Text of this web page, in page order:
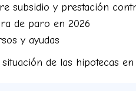
subsidio y prestación
de paro en 2026
y ayudas
de las hipotecas en